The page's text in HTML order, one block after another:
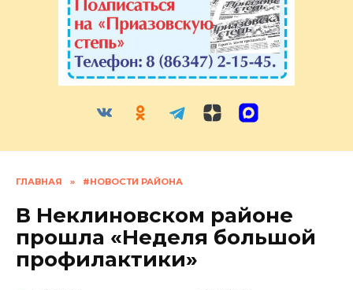
ГЛАВНАЯ » #НОВОСТИ РАЙОНА
В Неклиновском районе
прошла «Неделя большой
профилактики»